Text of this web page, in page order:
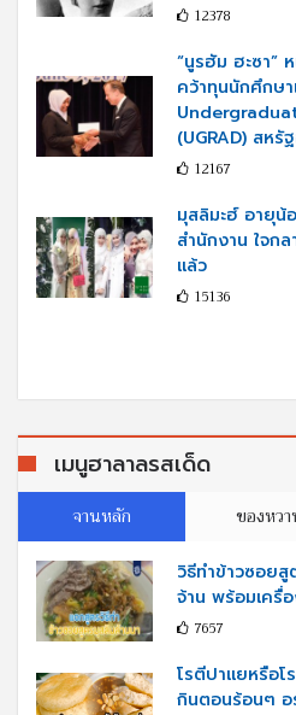
12378
“นูรฮัม ฮะซา”
คว้าทุนนักศึกษ
(UGRAD) สหรั
12167
มุสลิมะฮ์ อายุ
สำนักงาน ใจก
แล้ว
15136
เมนูฮาลาลรสเด็ด
จานหลัก ของหว
วิธีทำข้าวซอย
จ้าน พร้อมเครื่
7657
โรตีปาแยหรือโ
กินตอนร้อนๆ อ